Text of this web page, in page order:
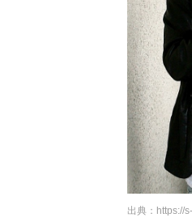
出典： https://